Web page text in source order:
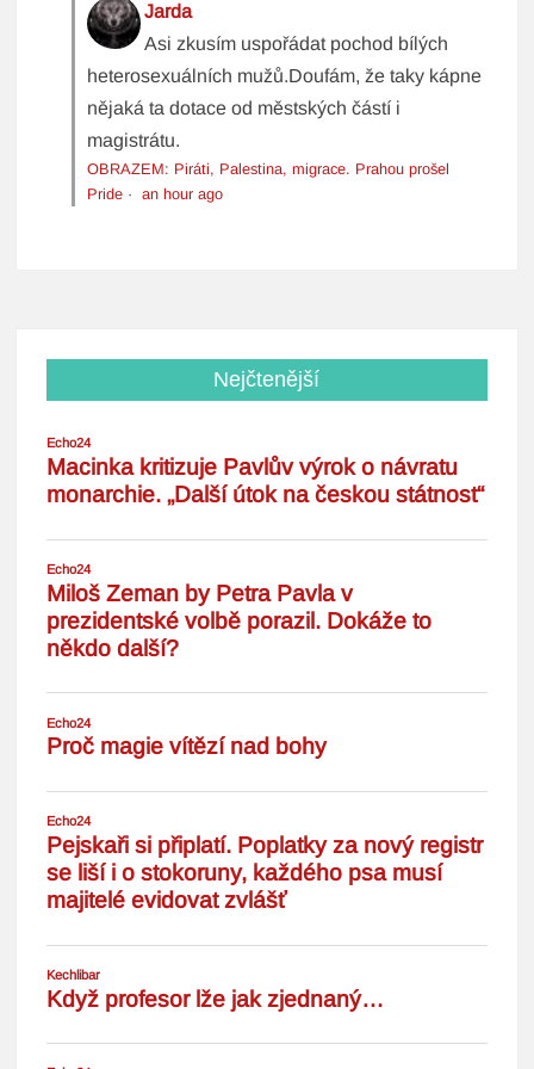
Jarda
Asi zkusím uspořádat pochod bílých
heterosexuálních mužů.Doufám, že taky kápne
nějaká ta dotace od městských částí i
magistrátu.
OBRAZEM: Piráti, Palestina, migrace. Prahou prošel
Pride ·an hour ago
Nejčtenější